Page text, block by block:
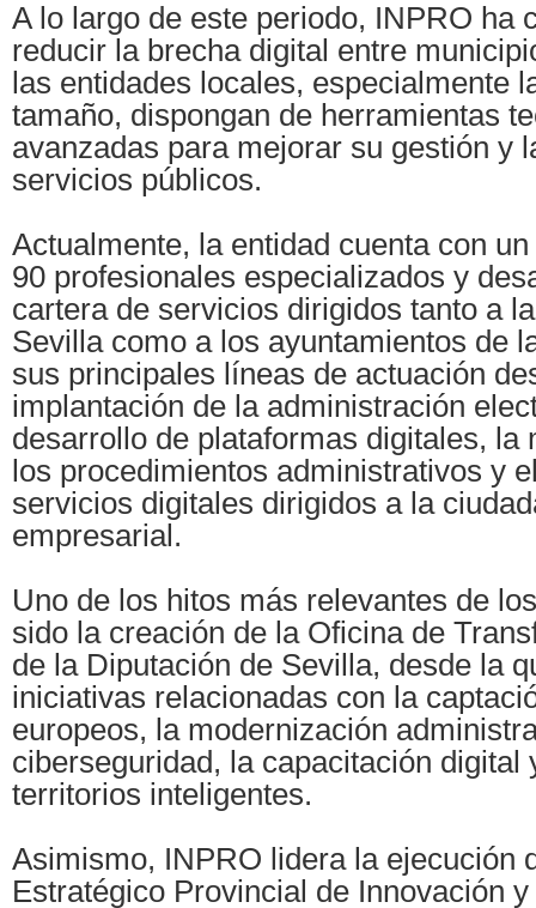
A lo largo de este periodo, INPRO ha
reducir la brecha digital entre
las entidades locales, especialmente
tamaño, dispongan de herramientas
avanzadas para mejorar su gestión y
servicios públicos.
Actualmente, la entidad cuenta con
90 profesionales especializados y
cartera de servicios dirigidos tanto a
Sevilla como a los ayuntamientos de
sus principales líneas de actuación
implantación de la administración
desarrollo de plataformas digitales, la
los procedimientos administrativos y
servicios digitales dirigidos a la
empresarial.
Uno de los hitos más relevantes de
sido la creación de la Oficina de
de la Diputación de Sevilla, desde la
iniciativas relacionadas con la
europeos, la modernización
ciberseguridad, la capacitación digital
territorios inteligentes.
Asimismo, INPRO lidera la ejecución
Estratégico Provincial de Innovación